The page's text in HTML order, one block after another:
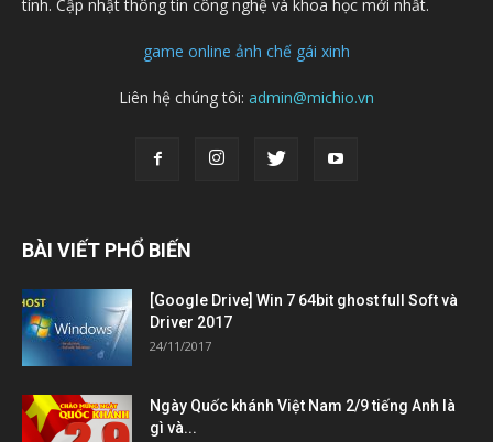
tính. Cập nhật thông tin công nghệ và khoa học mới nhất.
game online ảnh chế gái xinh
Liên hệ chúng tôi: admin@michio.vn
BÀI VIẾT PHỔ BIẾN
[Google Drive] Win 7 64bit ghost full Soft và
Driver 2017
24/11/2017
Ngày Quốc khánh Việt Nam 2/9 tiếng Anh là
gì và...